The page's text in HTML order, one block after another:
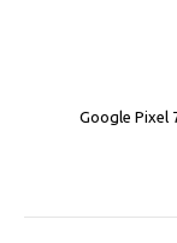
Google Pixel